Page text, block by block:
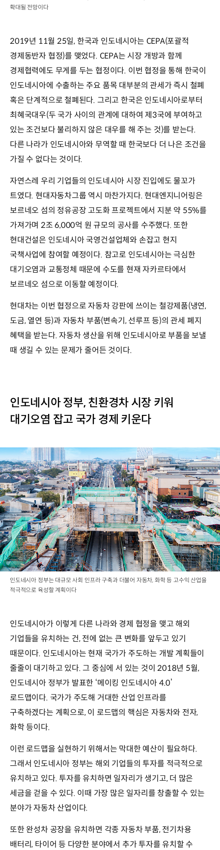
확대될 전망이다
2019년 11월 25일, 한국과 인도네시아는 CEPA(포괄적
경제동반자 협정)를 맺었다. CEPA는 시장 개방과 함께
경제협력에도 무게를 두는 협정이다. 이번 협정을 통해 한국이
인도네시아에 수출하는 주요 품목 대부분의 관세가 즉시 철폐
혹은 단계적으로 철폐된다. 그리고 한국은 인도네시아로부터
최혜국대우(두 국가 사이의 관계에 대하여 제3국에 부여하고
있는 조건보다 불리하지 않은 대우를 해 주는 것)를 받는다.
다른 나라가 인도네시아와 무역할 때 한국보다 더 나은 조건을
가질 수 없다는 것이다.
자연스레 우리 기업들의 인도네시아 시장 진입에도 물꼬가
트였다. 현대자동차그룹 역시 마찬가지다. 현대엔지니어링은
보르네오 섬의 정유공장 고도화 프로젝트에서 지분 약 55%를
가져가며 2조 6,000억 원 규모의 공사를 수주했다. 또한
현대건설은 인도네시아 국영건설업체와 손잡고 현지
국책사업에 참여할 예정이다. 참고로 인도네시아는 극심한
대기오염과 교통정체 때문에 수도를 현재 자카르타에서
보르네오 섬으로 이동할 예정이다.
현대차는 이번 협정으로 자동차 강판에 쓰이는 철강제품(냉연,
도금, 열연 등)과 자동차 부품(변속기, 선루프 등)의 관세 폐지
혜택을 받는다. 자동차 생산을 위해 인도네시아로 부품을 보낼
때 생길 수 있는 문제가 줄어든 것이다.
인도네시아 정부, 친환경차 시장 키워
대기오염 잡고 국가 경제 키운다
인도네시아 정부는 대규모 사회 인프라 구축과 더불어 자동차, 화학 등 고수익 산업을
적극적으로 육성할 계획이다
인도네시아가 이렇게 다른 나라와 경제 협정을 맺고 해외
기업들을 유치하는 건, 전에 없는 큰 변화를 앞두고 있기
때문이다. 인도네시아는 현재 국가가 주도하는 개발 계획들이
줄줄이 대기하고 있다. 그 중심에 서 있는 것이 2018년 5월,
인도네시아 정부가 발표한 ‘메이킹 인도네시아 4.0’
로드맵이다. 국가가 주도해 거대한 산업 인프라를
구축하겠다는 계획으로, 이 로드맵의 핵심은 자동차와 전자,
화학 등이다.
이런 로드맵을 실현하기 위해서는 막대한 예산이 필요하다.
그래서 인도네시아 정부는 해외 기업들의 투자를 적극적으로
유치하고 있다. 투자를 유치하면 일자리가 생기고, 더 많은
세금을 걷을 수 있다. 이때 가장 많은 일자리를 창출할 수 있는
분야가 자동차 산업이다.
또한 완성차 공장을 유치하면 각종 자동차 부품, 전기차용
배터리, 타이어 등 다양한 분야에서 추가 투자를 유치할 수